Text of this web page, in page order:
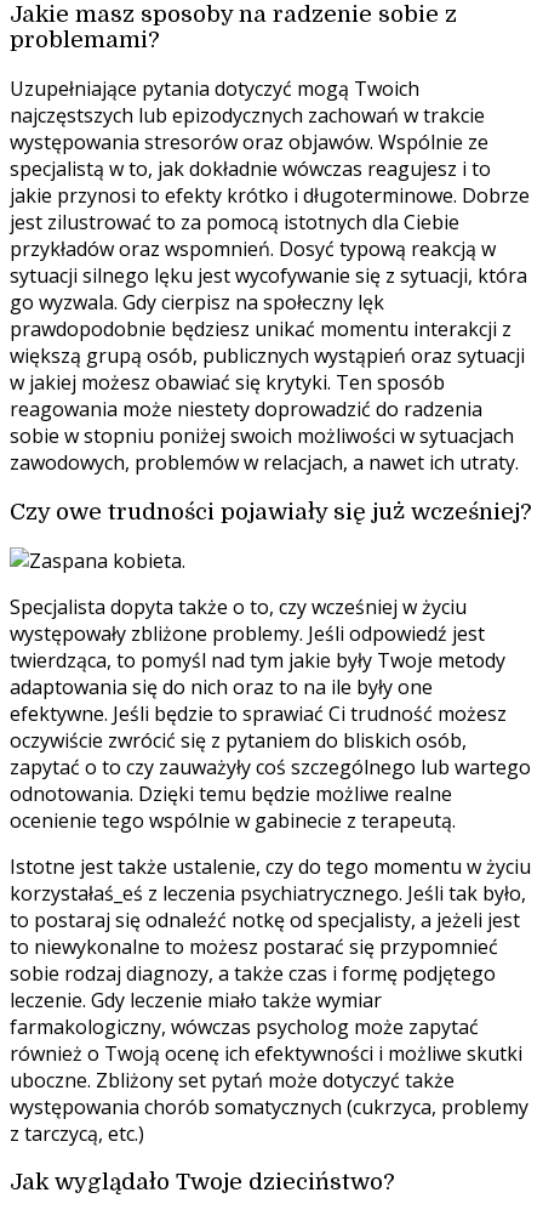
Jakie masz sposoby na radzenie sobie z
problemami?
Uzupełniające pytania dotyczyć mogą Twoich
najczęstszych lub epizodycznych zachowań w trakcie
występowania stresorów oraz objawów. Wspólnie ze
specjalistą w to, jak dokładnie wówczas reagujesz i to
jakie przynosi to efekty krótko i długoterminowe. Dobrze
jest zilustrować to za pomocą istotnych dla Ciebie
przykładów oraz wspomnień. Dosyć typową reakcją w
sytuacji silnego lęku jest wycofywanie się z sytuacji, która
go wyzwala. Gdy cierpisz na społeczny lęk
prawdopodobnie będziesz unikać momentu interakcji z
większą grupą osób, publicznych wystąpień oraz sytuacji
w jakiej możesz obawiać się krytyki. Ten sposób
reagowania może niestety doprowadzić do radzenia
sobie w stopniu poniżej swoich możliwości w sytuacjach
zawodowych, problemów w relacjach, a nawet ich utraty.
Czy owe trudności pojawiały się już wcześniej?
Specjalista dopyta także o to, czy wcześniej w życiu
występowały zbliżone problemy. Jeśli odpowiedź jest
twierdząca, to pomyśl nad tym jakie były Twoje metody
adaptowania się do nich oraz to na ile były one
efektywne. Jeśli będzie to sprawiać Ci trudność możesz
oczywiście zwrócić się z pytaniem do bliskich osób,
zapytać o to czy zauważyły coś szczególnego lub wartego
odnotowania. Dzięki temu będzie możliwe realne
ocenienie tego wspólnie w gabinecie z terapeutą.
Istotne jest także ustalenie, czy do tego momentu w życiu
korzystałaś_eś z leczenia psychiatrycznego. Jeśli tak było,
to postaraj się odnaleźć notkę od specjalisty, a jeżeli jest
to niewykonalne to możesz postarać się przypomnieć
sobie rodzaj diagnozy, a także czas i formę podjętego
leczenie. Gdy leczenie miało także wymiar
farmakologiczny, wówczas psycholog może zapytać
również o Twoją ocenę ich efektywności i możliwe skutki
uboczne. Zbliżony set pytań może dotyczyć także
występowania chorób somatycznych (cukrzyca, problemy
z tarczycą, etc.)
Jak wyglądało Twoje dzieciństwo?